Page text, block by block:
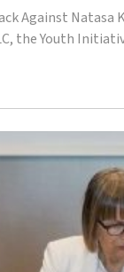
Against
the Youth